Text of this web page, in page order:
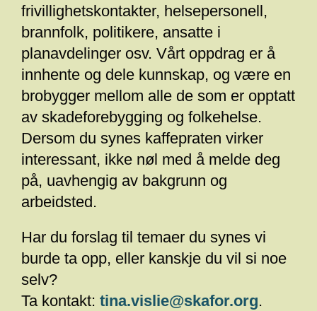
frivillighetskontakter, helsepersonell,
brannfolk, politikere, ansatte i
planavdelinger osv. Vårt oppdrag er å
innhente og dele kunnskap, og være en
brobygger mellom alle de som er opptatt
av skadeforebygging og folkehelse.
Dersom du synes kaffepraten virker
interessant, ikke nøl med å melde deg
på, uavhengig av bakgrunn og
arbeidsted.
Har du forslag til temaer du synes vi
burde ta opp, eller kanskje du vil si noe
selv?
Ta kontakt: tina.vislie@skafor.org.